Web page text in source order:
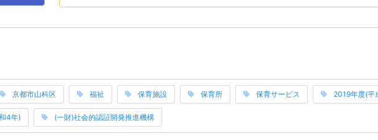
示するエリアです。関連ワードそれぞれは当サイトのカテゴリーのリンクになっ
京都市山科区 福祉 保育施設 保育所 保育サービス 2019年度(平
4年) (一財)社会的認証開発推進機構
み上げは以上です。